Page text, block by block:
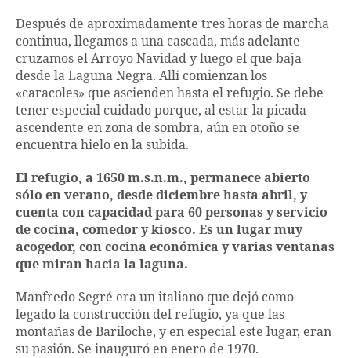
Después de aproximadamente tres horas de marcha
continua, llegamos a una cascada, más adelante
cruzamos el Arroyo Navidad y luego el que baja
desde la Laguna Negra. Allí comienzan los
«caracoles» que ascienden hasta el refugio. Se debe
tener especial cuidado porque, al estar la picada
ascendente en zona de sombra, aún en otoño se
encuentra hielo en la subida.
El refugio, a 1650 m.s.n.m., permanece abierto
sólo en verano, desde diciembre hasta abril, y
cuenta con capacidad para 60 personas y servicio
de cocina, comedor y kiosco. Es un lugar muy
acogedor, con cocina económica y varias ventanas
que miran hacia la laguna.
Manfredo Segré era un italiano que dejó como
legado la construcción del refugio, ya que las
montañas de Bariloche, y en especial este lugar, eran
su pasión. Se inauguró en enero de 1970.